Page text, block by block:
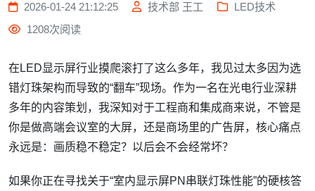
2026-01-24 21:12:25 技术部 王工
LED技术
1208次阅读
在LED显示屏行业摸爬滚打了这么多年，我见过太多因为选
错灯珠架构而导致的“翻车”现场。作为一名在光电行业深耕
多年的内容策划，我深知对于工程商和集成商来说，不管是
你是做高端会议室的大屏，还是商场里的广告屏，核心痛点
永远是：画质稳不稳定？以后会不会经常坏？
如果你正在寻找关于“室内显示屏PN串联灯珠性能”的硬核答